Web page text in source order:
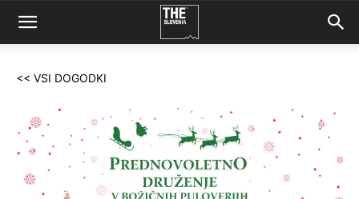
<< VSI DOGODKI